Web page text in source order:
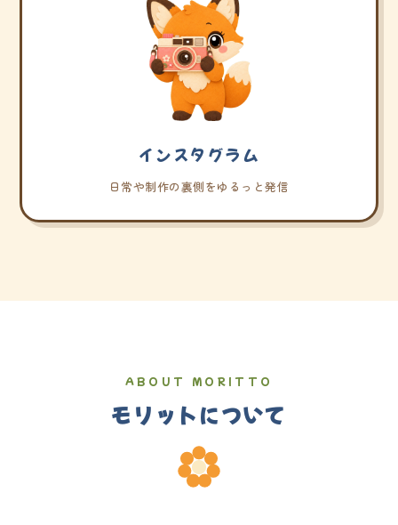
インスタグラム
日常や制作の裏側をゆるっと発信
ABOUT MORITTO
モリットについて